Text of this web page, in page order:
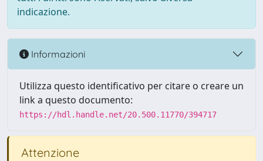
indicazione.
Informazioni
Utilizza questo identificativo per citare o creare un
link a questo documento:
https://hdl.handle.net/20.500.11770/394717
Attenzione